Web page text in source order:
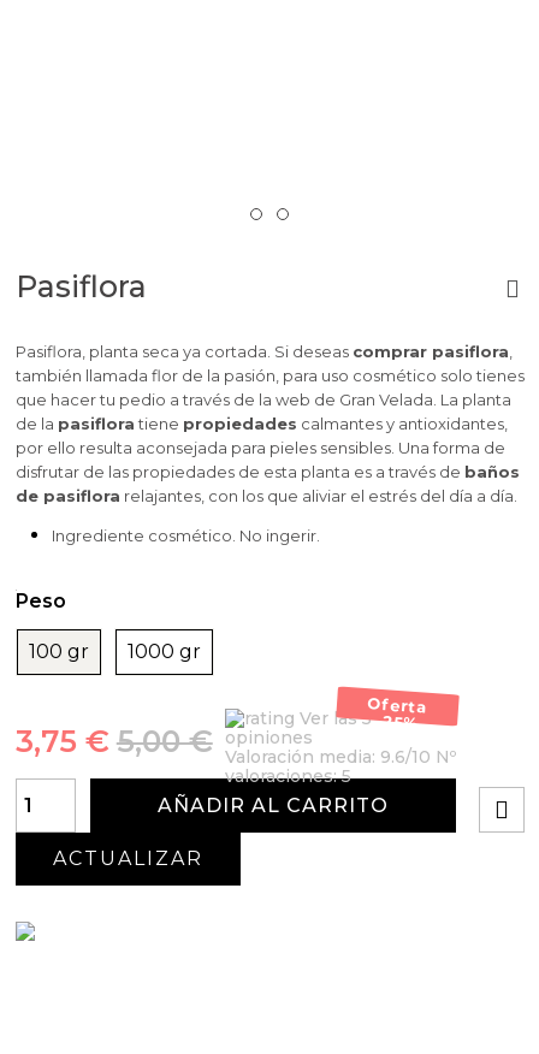
Pasiflora
Pasiflora, planta seca ya cortada. Si deseas comprar pasiflora
también llamada flor de la pasión, para uso cosmético solo tienes
que hacer tu pedio a través de la web de Gran Velada. La planta
de la pasifloratiene propiedades calmantes y antioxidantes,
por ello resulta aconsejada para pieles sensibles. Una forma de
disfrutar de las propiedades de esta planta es a través de baños
de pasiflora relajantes, con los que aliviar el estrés del día a día.
Ingrediente cosmético. No ingerir.
Peso
100 gr 1000 gr
Oferta
-25%
5,00 €
3,75 €
Ver las 5
opiniones
Valoración media: 9.6/10 Nº
valoraciones:5
AÑADIR AL CARRITO